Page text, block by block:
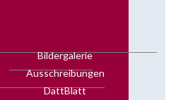
Bildergalerie
Ausschreibungen
DattBlatt